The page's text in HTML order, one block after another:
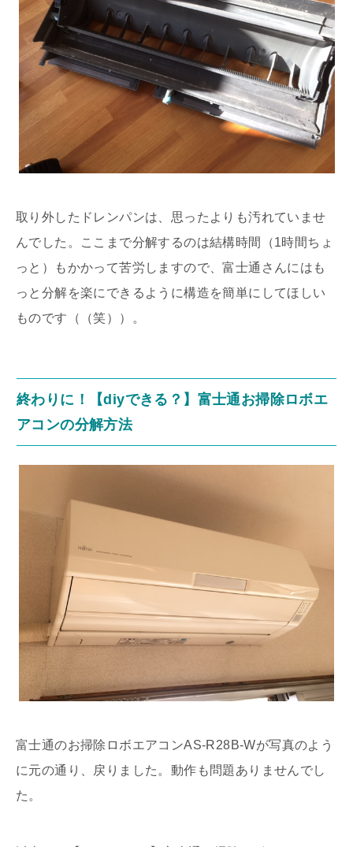
取り外したドレンパンは、思ったよりも汚れていませ
んでした。ここまで分解するのは結構時間（1時間ちょ
っと）もかかって苦労しますので、富士通さんにはも
っと分解を楽にできるように構造を簡単にしてほしい
ものです（（笑））。
終わりに！【diyできる？】富士通お掃除ロボエ
アコンの分解方法
富士通のお掃除ロボエアコンAS-R28B-Wが写真のよう
に元の通り、戻りました。動作も問題ありませんでし
た。